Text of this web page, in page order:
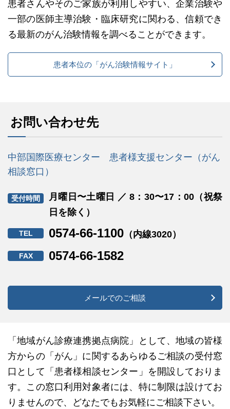
患者さんやそのご家族が利用しやすい、企業治験や
一部の医師主導治験・臨床研究に関わる、信頼でき
る最新のがん治験情報を調べることができます。
患者本位の「がん治験情報サイト」
お問い合わせ先
中部国際医療センター 患者様支援センター（がん
相談窓口）
受付時間
月曜日〜土曜日 ／ 8：30〜17：00（祝祭
日を除く）
TEL 0574-66-1100 （内線3020）
FAX 0574-66-1582
メールでのご相談
「地域がん診療連携拠点病院」として、地域の皆様
方からの「がん」に関するあらゆるご相談の受付窓
口として「患者様相談センター」を開設しておりま
す。この窓口利用対象者には、特に制限は設けてお
りませんので、どなたでもお気軽にご相談下さい。